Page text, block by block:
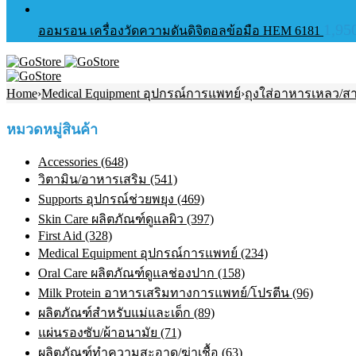
ออมรอน เครื่องวัดความดันดิจิตอลข้อมือ HEM 6181
Home›Medical Equipment อุปกรณ์การแพทย์›ถุงใส่อาหารเหลว/ส
หมวดหมู่สินค้า
Accessories (648)
วิตามิน/อาหารเสริม (541)
Supports อุปกรณ์ช่วยพยุง (469)
Skin Care ผลิตภัณฑ์ดูแลผิว (397)
First Aid (328)
Medical Equipment อุปกรณ์การแพทย์ (234)
Oral Care ผลิตภัณฑ์ดูแลช่องปาก (158)
Milk Protein อาหารเสริมทางการแพทย์/โปรตีน (96)
ผลิตภัณฑ์สำหรับแม่และเด็ก (89)
แผ่นรองซับ/ผ้าอนามัย (71)
ผลิตภัณฑ์ทําความสะอาด/ฆ่าเชื้อ (63)